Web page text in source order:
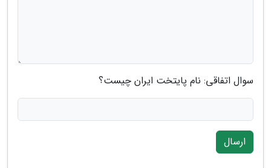
سوال اتفاقی: نام پایتخت ایران چیست؟
ارسال